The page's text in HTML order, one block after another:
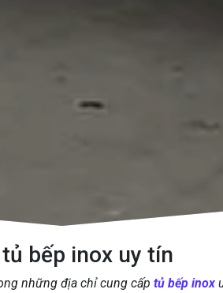
bếp inox uy tín
những địa chỉ cung cấp tủ bếp inox